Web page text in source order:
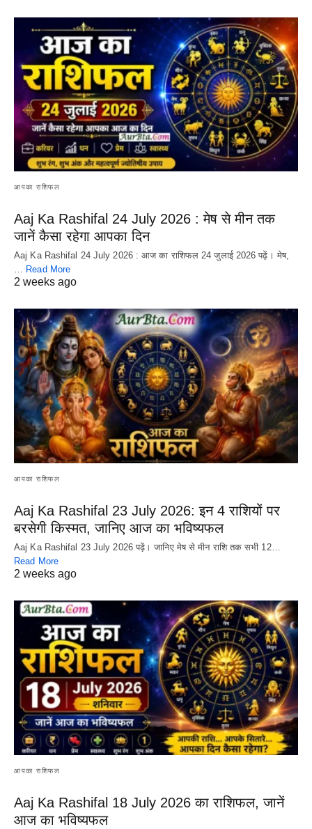
आपका राशिफल
Aaj Ka Rashifal 24 July 2026 : मेष से मीन तक
जानें कैसा रहेगा आपका दिन
Aaj Ka Rashifal 24 July 2026 : आज का राशिफल 24 जुलाई 2026 पढ़ें। मेष,
… Read More
2 weeks ago
आपका राशिफल
Aaj Ka Rashifal 23 July 2026: इन 4 राशियों पर
बरसेगी किस्मत, जानिए आज का भविष्यफल
Aaj Ka Rashifal 23 July 2026 पढ़ें। जानिए मेष से मीन राशि तक सभी 12…
Read More
2 weeks ago
आपका राशिफल
Aaj Ka Rashifal 18 July 2026 का राशिफल, जानें
आज का भविष्यफल